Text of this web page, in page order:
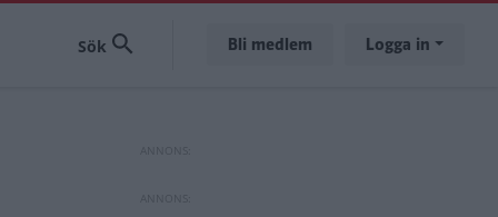
Bli medlem Logga in